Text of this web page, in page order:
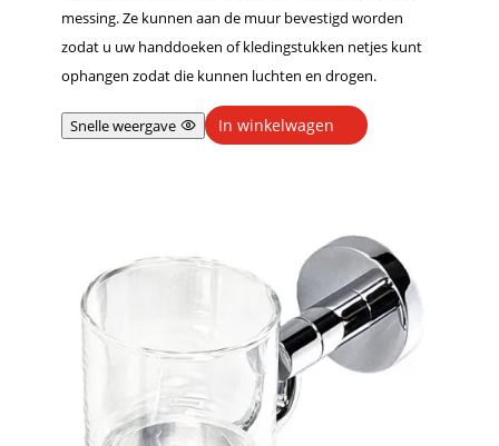
messing. Ze kunnen aan de muur bevestigd worden
zodat u uw handdoeken of kledingstukken netjes kunt
ophangen zodat die kunnen luchten en drogen.
Snelle weergave In winkelwagen